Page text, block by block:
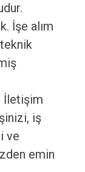
İşe alım
İletişim
iş
ve
emin